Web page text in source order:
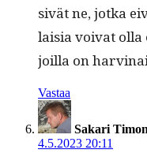
sivät ne, jot­ka
laisia voivat olla
joil­la on
Vastaa
Sakari
4.5.2023 20:11